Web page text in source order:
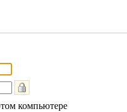
компьютере